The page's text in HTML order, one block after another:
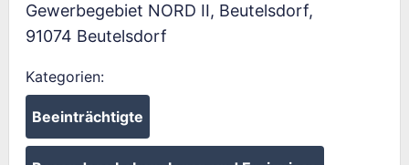
Gewerbegebiet NORD II, Beutelsdorf,
91074 Beutelsdorf
Kategorien:
Beeinträchtigte